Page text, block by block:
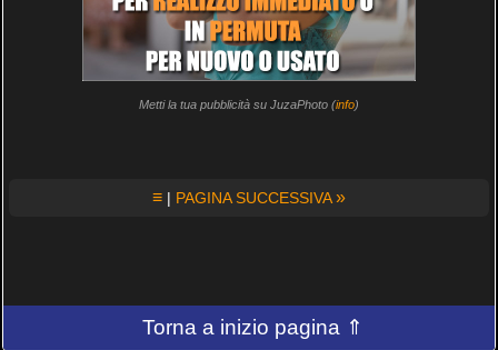
Metti la tua pubblicità su JuzaPhoto (info)
≡ | PAGINA SUCCESSIVA»
Torna a inizio pagina ⇑